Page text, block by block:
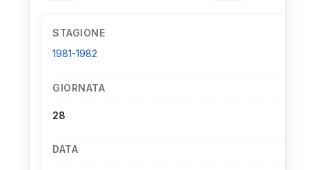
STAGIONE
1981-1982
GIORNATA
28
DATA